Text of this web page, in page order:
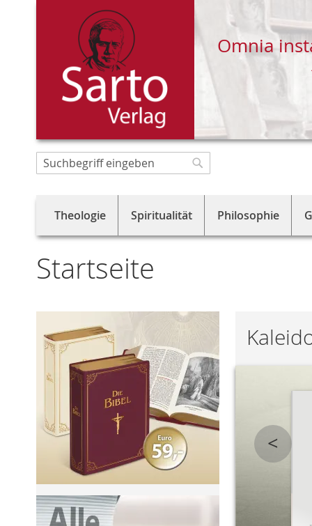
Direkt
zum
Omnia
Suche
Theologie Spiritualität Philosophie
Startseite
<